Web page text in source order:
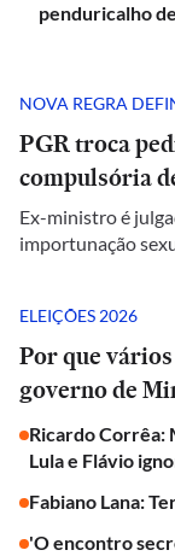
penduricalho
NOVA REGRA
PGR troca
compulsória
Ex-ministro é
importunação
ELEIÇÕES 2026
Por que
governo de
Ricardo Corrêa:
Lula e Flávio
Fabiano Lana:
'O encontro